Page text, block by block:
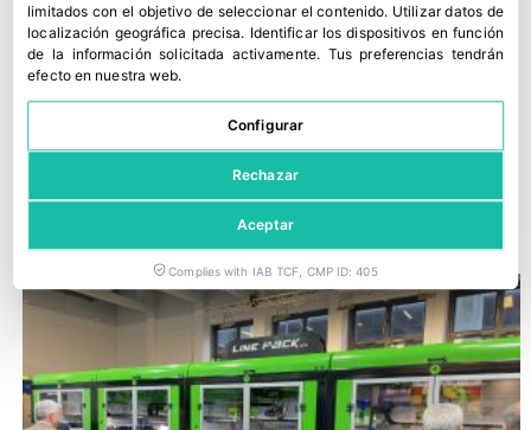
La IA impulsa una nueva generación de control de calidad en
fruta de hueso
limitados con el objetivo de seleccionar el contenido. Utilizar datos de
localización geográfica precisa. Identificar los dispositivos en función
de la información solicitada activamente. Tus preferencias tendrán
efecto en nuestra web.
Configurar
Rechazar
Aceptar
Complies with IAB TCF, CMP ID: 405